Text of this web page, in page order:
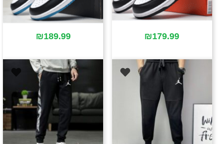
₪179.99
₪189.99